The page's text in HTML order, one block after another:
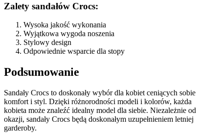
Zalety sandałów Crocs:
Wysoka jakość wykonania
Wyjątkowa wygoda noszenia
Stylowy design
Odpowiednie wsparcie dla stopy
Podsumowanie
Sandały Crocs to doskonały wybór dla kobiet ceniących sobie
komfort i styl. Dzięki różnorodności modeli i kolorów, każda
kobieta może znaleźć idealny model dla siebie. Niezależnie od
okazji, sandały Crocs będą doskonałym uzupełnieniem letniej
garderoby.